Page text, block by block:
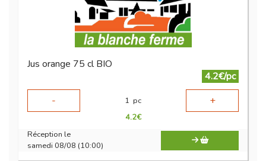
Jus orange 75 cl BIO
4.2€/pc
-
1 pc +
4.2€
Réception le
samedi 08/08 (10:00)